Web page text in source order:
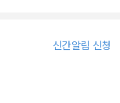
신간알림 신청